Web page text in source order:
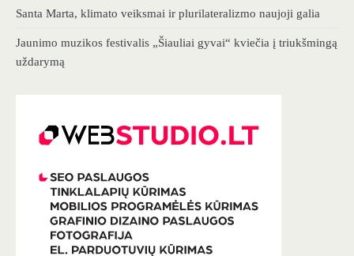
Santa Marta, klimato veiksmai ir plurilateralizmo naujoji galia
Jaunimo muzikos festivalis „Šiauliai gyvai“ kviečia į triukšmingą
uždarymą